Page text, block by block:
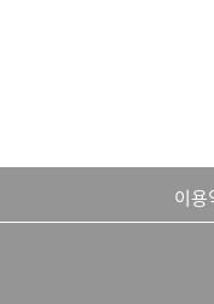
이용